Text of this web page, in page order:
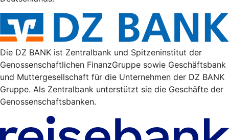
Die DZ BANK ist Zentralbank und Spitzeninstitut der
Genossenschaftlichen FinanzGruppe sowie Geschäftsbank
und Muttergesellschaft für die Unternehmen der DZ BANK
Gruppe. Als Zentralbank unterstützt sie die Geschäfte der
Genossenschaftsbanken.